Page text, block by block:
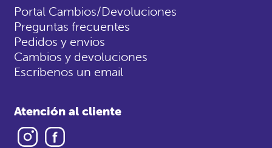
Portal Cambios/Devoluciones
Preguntas frecuentes
Pedidos y envios
Cambios y devoluciones
Escríbenos un email
Atención al cliente
Instagram